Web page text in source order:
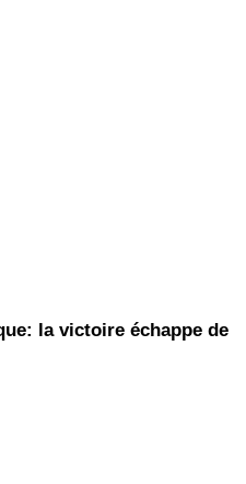
la victoire échappe de